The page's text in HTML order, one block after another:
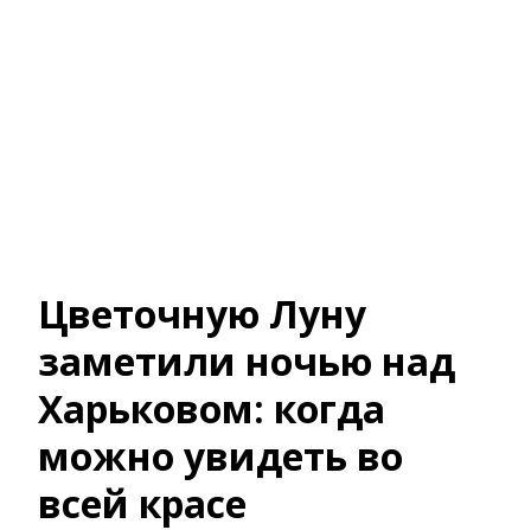
Цветочную Луну
заметили ночью над
Харьковом: когда
можно увидеть во
всей красе